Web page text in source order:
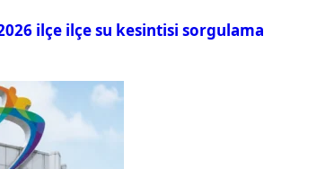
ilçe ilçe su kesintisi sorgulama